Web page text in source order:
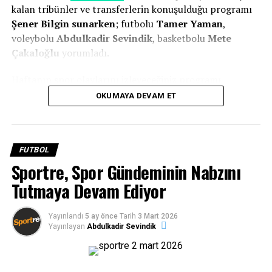
sonunda oyuncuları tebrik etti.
İlk galibiyetimiz hayırlı olsun…
Zorlu maçtan galip ayrıldıkları için mutlu olduğunu
ifade eden Sipay Bodrum FK Teknik Direktörü İsmet
Taşdemir, “Gecikmeli bir ilk üç puan oldu, güzel oldu.
kalan tribünler ve transferlerin konuşulduğu programı
Şener Bilgin sunarken; futbolu Tamer Yaman,
voleyboluAbdulkadir Sevindik, basketboluMete
Çakaloğlu yorumladı.
takip edebilirsiniz!
OKUMAYA DEVAM ET
FUTBOL
Sportre, Spor Gündeminin Nabzını
Tutmaya Devam Ediyor
Yayınlandı 5 ay önce Tarih 3 Mart 2026
Yayınlayan Abdulkadir Sevindik